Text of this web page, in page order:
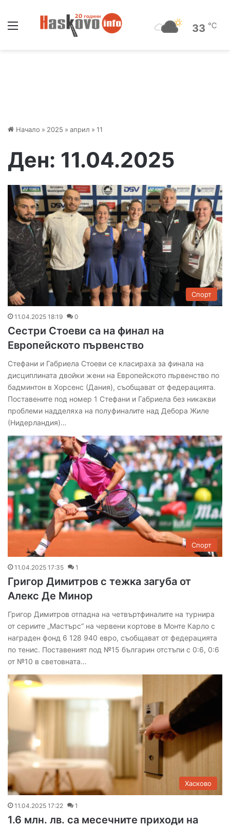
33 ℃
Начало » 2025 » април » 11
Ден: 11.04.2025
Спорт
11.04.2025 18:19 0
Сестри Стоеви са на финал на
Европейското първенство
Стефани и Габриела Стоеви се класираха за финала на
дисциплината двойки жени на Европейското първенство по
бадминтон в Хорсенс (Дания), съобщават от федерацията.
Поставените под номер 1 Стефани и Габриела без никакви
проблеми надделяха на полуфиналите над Дебора Жиле
(Нидерландия)…
Спорт
11.04.2025 17:35 1
Григор Димитров с тежка загуба от
Алекс Де Минор
Григор Димитров отпадна на четвъртфиналите на турнира
от сериите „Мастърс“ на червени кортове в Монте Карло с
награден фонд 6 128 940 евро, съобщават от федерацията
по тенис. Поставеният под №15 българин отстъпи с 0:6, 0:6
от №10 в световната…
Хасково
11.04.2025 17:22 1
1.6 млн. лв. са месечните приходи на